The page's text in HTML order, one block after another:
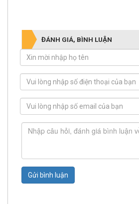
ĐÁNH GIÁ, BÌNH LUẬN
Gửi bình luận